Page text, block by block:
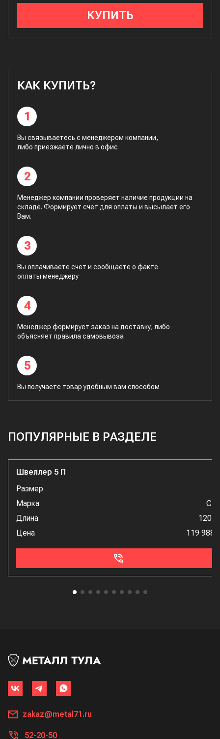
КУПИТЬ
КАК КУПИТЬ?
1
Вы связываетесь с менеджером компании,
либо приезжаете лично в офис
2
Менеджер компании проверяет наличие продукции на
складе. Формирует счет для оплаты и высылает его
Вам.
3
Вы оплачиваете счет и сообщаете о факте
оплаты менеджеру
4
Менеджер формирует заказ на доставку, либо
объясняет правила самовывоза
5
Вы получаете товар удобным вам способом
ПОПУЛЯРНЫЕ В РАЗДЕЛЕ
Швеллер 5 П
Размер
Марка
Ст3
Длина
12000
Цена
119 988 ₽
zakaz@metal71.ru
52-20-50